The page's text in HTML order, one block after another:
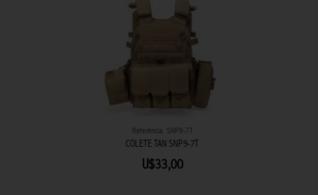
Referência: SNP9-7T
COLETE TAN SNP9-7T
U$33,00